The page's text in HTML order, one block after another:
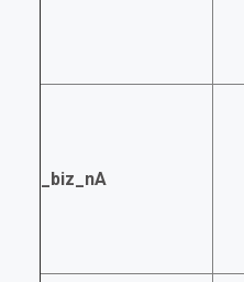
_biz_nA